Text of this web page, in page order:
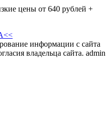
цены от 640 рублей +
информации с сайта
владельца сайта. admin